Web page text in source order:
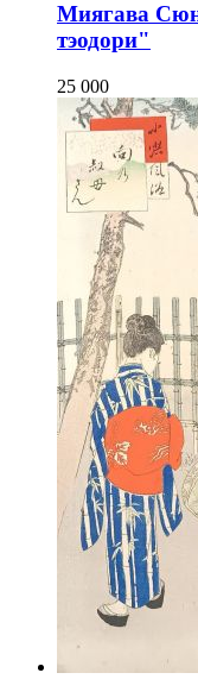
Миягава
тэодори"
25 000